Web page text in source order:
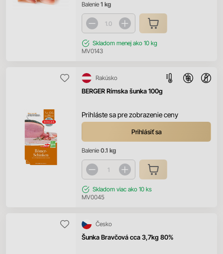
Balenie 1 kg
Skladom menej ako 10 kg
MV0143
BERGER Rímska šunka 100g
Rakúsko
Prihláste sa pre zobrazenie ceny
Prihlásiť sa
Balenie 0.1 kg
Skladom viac ako 10 ks
MV0045
Šunka Bravčová cca 3,7kg 80%
Česko